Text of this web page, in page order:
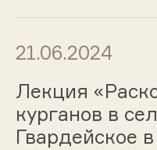
21.06.2024
Лекция
курганов в
Гвардейское в